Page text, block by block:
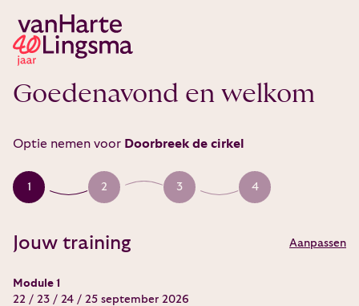
Goedenavond en welkom
Optie nemen voor Doorbreek de cirkel
1 2 3 4
Jouw training Aanpassen
Module 1
22 / 23 / 24 / 25 september 2026